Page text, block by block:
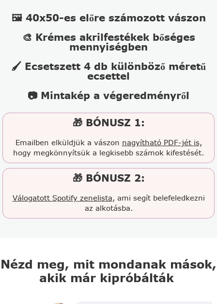
🖼️ 40x50-es előre számozott vászon
🎨 Krémes akrilfestékek bőséges
mennyiségben
🖌️ Ecsetszett 4 db különböző méretű
ecsettel
📷 Mintakép a végeredményről
🎁 BÓNUSZ 1:
Emailben elküldjük a vászon nagyítható PDF-jét is,
hogy megkönnyítsük a legkisebb számok kifestését.
🎁 BÓNUSZ 2:
Válogatott Spotify zenelista, ami segít belefeledkezni
az alkotásba.
Nézd meg, mit mondanak mások,
akik már kipróbálták